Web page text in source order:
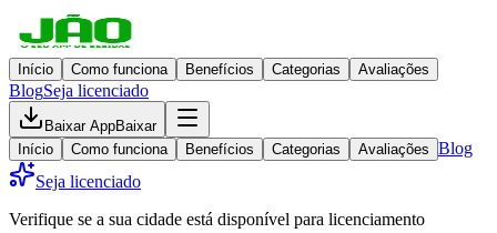
Início Como funciona Benefícios Categorias Avaliações
BlogSeja licenciado
Baixar AppBaixar
Início
Como funciona Benefícios Categorias Avaliações Blog
Seja licenciado
Verifique se a sua cidade está disponível para licenciamento